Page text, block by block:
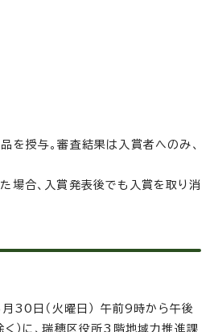
を授与。審査結果は入賞者へのみ、
た場合、入賞発表後でも入賞を取り消
30日（火曜日） 午前9時から午後
く）に、瑞穂区役所3階地域力推進課